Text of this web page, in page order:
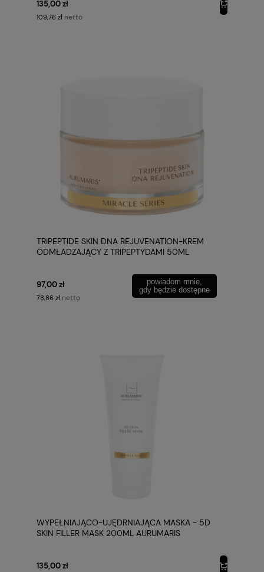
135,00 zł
109,76 zł netto
TRIPEPTIDE SKIN DNA REJUVENATION-KREM
ODMŁADZAJĄCY Z TRIPEPTYDAMI 50ML
97,00 zł
78,86 zł netto
powiadom mnie,
gdy będzie dostępne
WYPEŁNIAJĄCO-UJĘDRNIAJĄCA MASKA - 5D
SKIN FILLER MASK 200ML AURUMARIS
135,00 zł